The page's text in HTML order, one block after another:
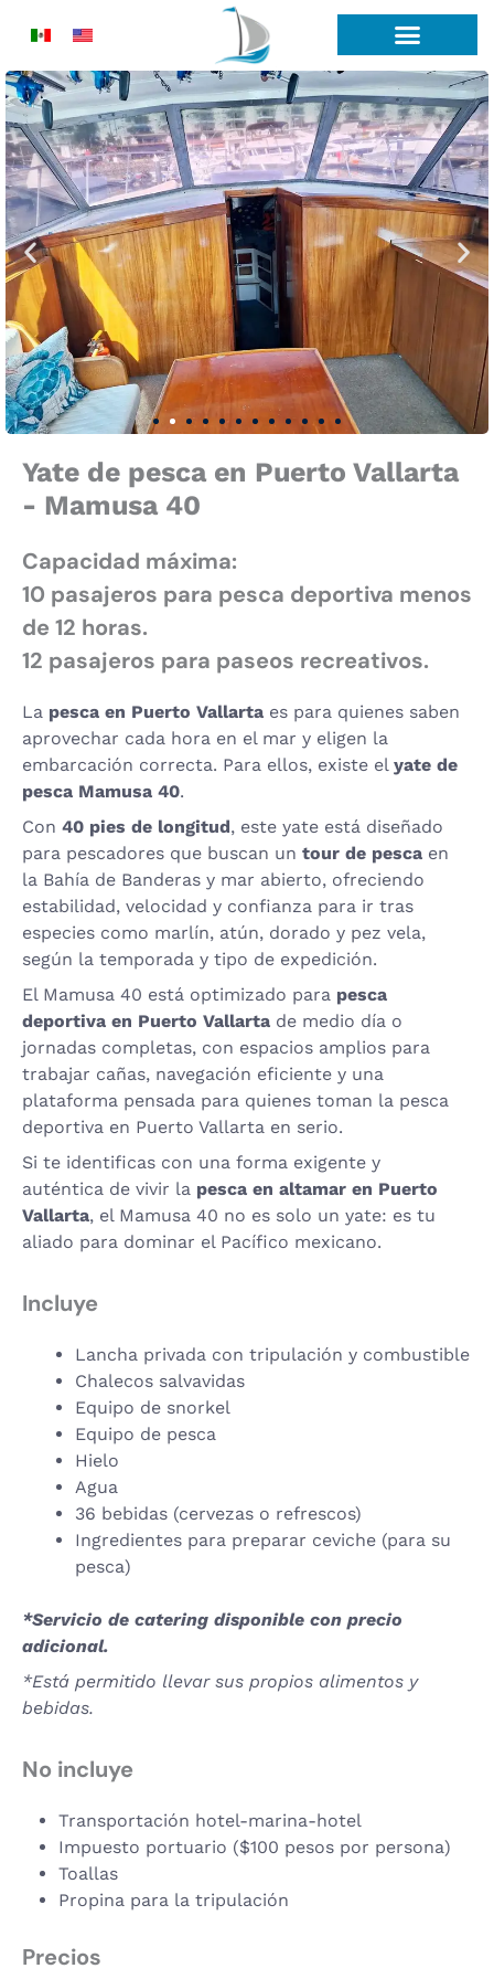
Yate de pesca en Puerto Vallarta
- Mamusa 40
Capacidad máxima:
10 pasajeros para pesca deportiva menos
de 12 horas.
12 pasajeros para paseos recreativos.
La pesca en Puerto Vallarta es para quienes saben
aprovechar cada hora en el mar y eligen la
embarcación correcta. Para ellos, existe el yate de
pesca Mamusa 40.
Con 40 pies de longitud, este yate está diseñado
para pescadores que buscan un tour de pesca en
la Bahía de Banderas y mar abierto, ofreciendo
estabilidad, velocidad y confianza para ir tras
especies como marlín, atún, dorado y pez vela,
según la temporada y tipo de expedición.
El Mamusa 40 está optimizado para pesca
deportiva en Puerto Vallarta de medio día o
jornadas completas, con espacios amplios para
trabajar cañas, navegación eficiente y una
plataforma pensada para quienes toman la pesca
deportiva en Puerto Vallarta en serio.
Si te identificas con una forma exigente y
auténtica de vivir la pesca en altamar en Puerto
Vallarta, el Mamusa 40 no es solo un yate: es tu
aliado para dominar el Pacífico mexicano.
Incluye
Lancha privada con tripulación y combustible
Chalecos salvavidas
Equipo de snorkel
Equipo de pesca
Hielo
Agua
36 bebidas (cervezas o refrescos)
Ingredientes para preparar ceviche (para su
pesca)
*Servicio de catering disponible con precio
adicional.
*Está permitido llevar sus propios alimentos y
bebidas.
No incluye
Transportación hotel-marina-hotel
Impuesto portuario ($100 pesos por persona)
Toallas
Propina para la tripulación
Precios